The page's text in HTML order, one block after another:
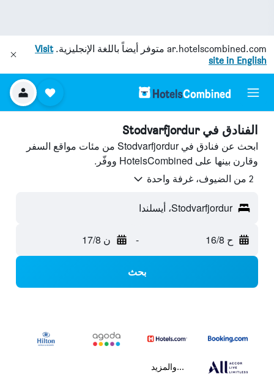
ar.hotelscombined.com متوفر أيضاً باللغة الإنجليزية.Visit
site in English
الفنادق في Stodvarfjordur
ابحث عن فنادق في Stodvarfjordur من مئات مواقع السفر
وقارن بينها على HotelsCombined ووفّر.
2 من الضيوف، غرفة واحدة
Stodvarfjordur، أيسلندا
ح 16/8 - ن 17/8
بحث
...والمزيد